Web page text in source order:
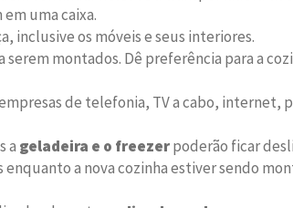
uma caixa.
inclusive os móveis e seus interiores.
serem montados. Dê preferência para a
de telefonia, TV a cabo,
a geladeira e o freezerpoderão ficar
a nova cozinha estiver sendo